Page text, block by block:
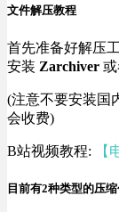
文件解压教程
首先准备好解压
安装 Zarchiver
(注意不要安装国
会收费)
B站视频教程: 【
目前有2种类型的压